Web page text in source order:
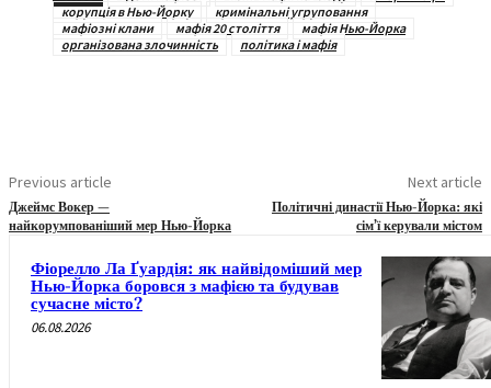
корупція в Нью-Йорку
кримінальні угруповання
мафіозні клани
мафія 20 століття
мафія Нью-Йорка
організована злочинність
політика і мафія
Previous article
Джеймс Вокер —
найкорумпованіший мер Нью-Йорка
Next article
Політичні династії Нью-Йорка: які
сім’ї керували містом
Фіорелло Ла Ґуардія: як найвідоміший мер
Нью-Йорка боровся з мафією та будував
сучасне місто?
06.08.2026